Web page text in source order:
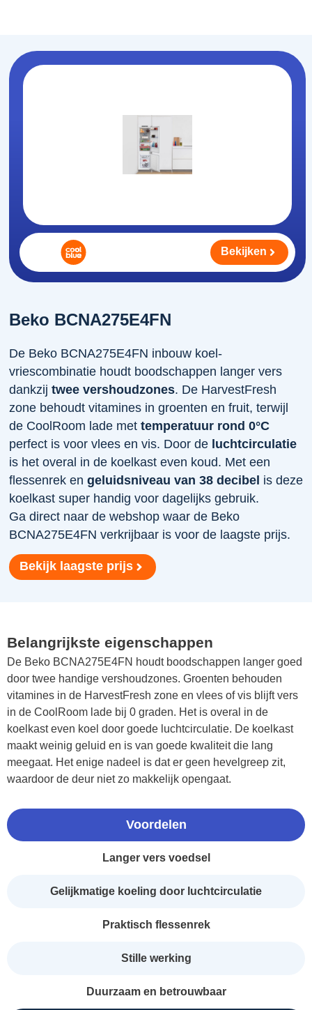
Beko BCNA275E4FN
De Beko BCNA275E4FN inbouw koel-
vriescombinatie houdt boodschappen langer vers
dankzijtwee vershoudzones. De HarvestFresh
zone behoudt vitamines in groenten en fruit, terwijl
de CoolRoom lade mettemperatuur rond 0°C
perfect is voor vlees en vis. Door de luchtcirculatie
is het overal in de koelkast even koud. Met een
flessenrek engeluidsniveau van 38 decibel is deze
koelkast super handig voor dagelijks gebruik.
Ga direct naar de webshop waar de Beko
BCNA275E4FN verkrijbaar is voor de laagste prijs.
Bekijk laagste prijs
Bekijken
Belangrijkste eigenschappen
De Beko BCNA275E4FN houdt boodschappen langer goed
door twee handige vershoudzones. Groenten behouden
vitamines in de HarvestFresh zone en vlees of vis blijft vers
in de CoolRoom lade bij 0 graden. Het is overal in de
koelkast even koel door goede luchtcirculatie. De koelkast
maakt weinig geluid en is van goede kwaliteit die lang
meegaat. Het enige nadeel is dat er geen hevelgreep zit,
waardoor de deur niet zo makkelijk opengaat.
Voordelen
Langer vers voedsel
Gelijkmatige koeling door luchtcirculatie
Praktisch flessenrek
Stille werking
Duurzaam en betrouwbaar